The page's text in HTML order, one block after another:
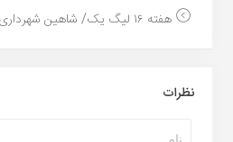
هفته ۱۶ لیگ یک/ شاهین شهرداری ۱ پرسپولیس پاکدشت۲...
نظرات